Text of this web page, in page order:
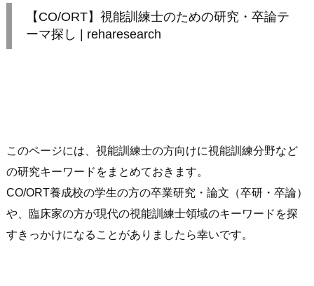
【CO/ORT】視能訓練士のための研究・卒論テ
ーマ探し | reharesearch
このページには、視能訓練士の方向けに視能訓練分野など
の研究キーワードをまとめておきます。
CO/ORT養成校の学生の方の卒業研究・論文（卒研・卒論）
や、臨床家の方が現代の視能訓練士領域のキーワードを探
すきっかけになることがありましたら幸いです。